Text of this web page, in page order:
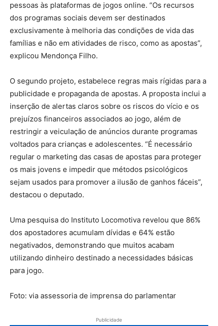
pessoas às plataformas de jogos online. “Os recursos
dos programas sociais devem ser destinados
exclusivamente à melhoria das condições de vida das
famílias e não em atividades de risco, como as apostas”,
explicou Mendonça Filho.
O segundo projeto, estabelece regras mais rígidas para a
publicidade e propaganda de apostas. A proposta inclui a
inserção de alertas claros sobre os riscos do vício e os
prejuízos financeiros associados ao jogo, além de
restringir a veiculação de anúncios durante programas
voltados para crianças e adolescentes. “É necessário
regular o marketing das casas de apostas para proteger
os mais jovens e impedir que métodos psicológicos
sejam usados para promover a ilusão de ganhos fáceis”,
destacou o deputado.
Uma pesquisa do Instituto Locomotiva revelou que 86%
dos apostadores acumulam dívidas e 64% estão
negativados, demonstrando que muitos acabam
utilizando dinheiro destinado a necessidades básicas
para jogo.
Foto: via assessoria de imprensa do parlamentar
Publicidade